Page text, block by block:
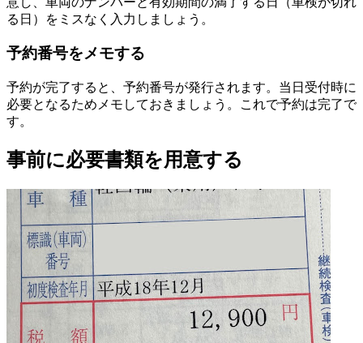
る日）をミスなく入力しましょう。
予約番号をメモする
予約が完了すると、予約番号が発行されます。当日受付時に
必要となるためメモしておきましょう。これで予約は完了で
す。
事前に必要書類を用意する